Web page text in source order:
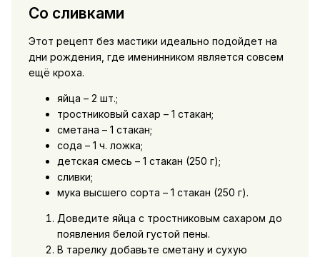
Со сливками
Этот рецепт без мастики идеально подойдет на
дни рождения, где именинником является совсем
ещё кроха.
яйца – 2 шт.;
тростниковый сахар – 1 стакан;
сметана – 1 стакан;
сода – 1 ч. ложка;
детская смесь – 1 стакан (250 г);
сливки;
мука высшего сорта – 1 стакан (250 г).
Доведите яйца с тростниковым сахаром до
появления белой густой пены.
В тарелку добавьте сметану и сухую